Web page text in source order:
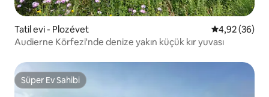
Tatil evi - Plozévet 5 üzerinden
4,92 (36)
Audierne Körfezi'nde denize yakın küçük kır yuvası
Süper Ev Sahibi
Süper Ev Sahibi